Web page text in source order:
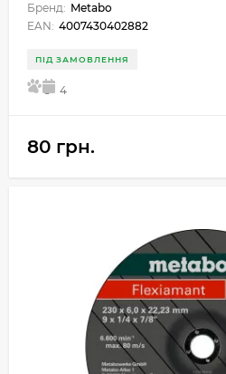
Бренд: Metabo
EAN: 4007430402882
ПІД ЗАМОВЛЕННЯ
5 4
80 грн.